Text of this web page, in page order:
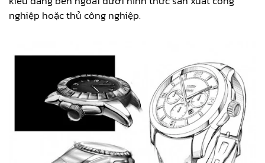
nghiệp hoặc thủ công nghiệp.